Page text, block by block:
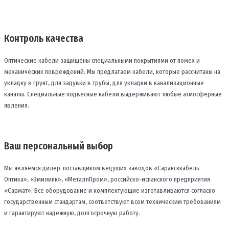
Контроль качества
Оптические кабели защищены специальными покрытиями от помех и
механических повреждений. Мы предлагаем кабели, которые рассчитаны на
укладку в грунт, для задувки в трубы, для укладки в канализационные
каналы. Специальные подвесные кабели выдерживают любые атмосферные
явления.
Ваш персональный выбор
Мы являемся дилер-поставщиком ведущих заводов «Сарансккабель-
Оптика», «Эмилинк», «МеталлПром», российско-испанского предприятия
«Сармат». Все оборудование и комплектующие изготавливаются согласно
государственным стандартам, соответствуют всем техническим требованиям
и гарантируют надежную, долгосрочную работу.